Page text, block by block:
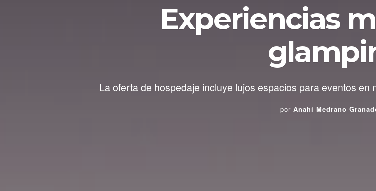
Experiencias
La oferta de hospedaje incluye lujos espacios para eventos
por Anahí Medrano